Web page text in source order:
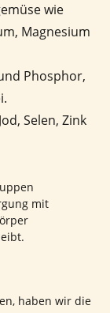
wie
Magnesium
Phosphor,
Selen, Zink
mit
haben wir die